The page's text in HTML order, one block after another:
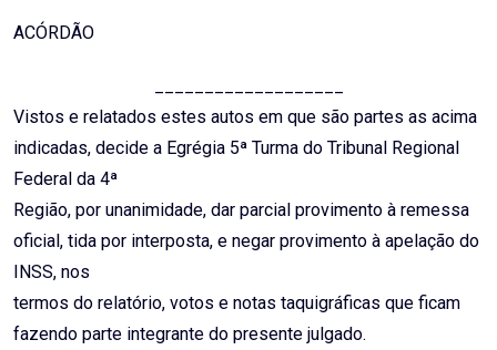
ACÓRDÃO
Vistos e relatados estes autos em que são partes as acima
indicadas, decide a Egrégia 5ª Turma do Tribunal Regional
Federal da 4ª
Região, por unanimidade, dar parcial provimento à remessa
oficial, tida por interposta, e negar provimento à apelação do
INSS, nos
termos do relatório, votos e notas taquigráficas que ficam
fazendo parte integrante do presente julgado.